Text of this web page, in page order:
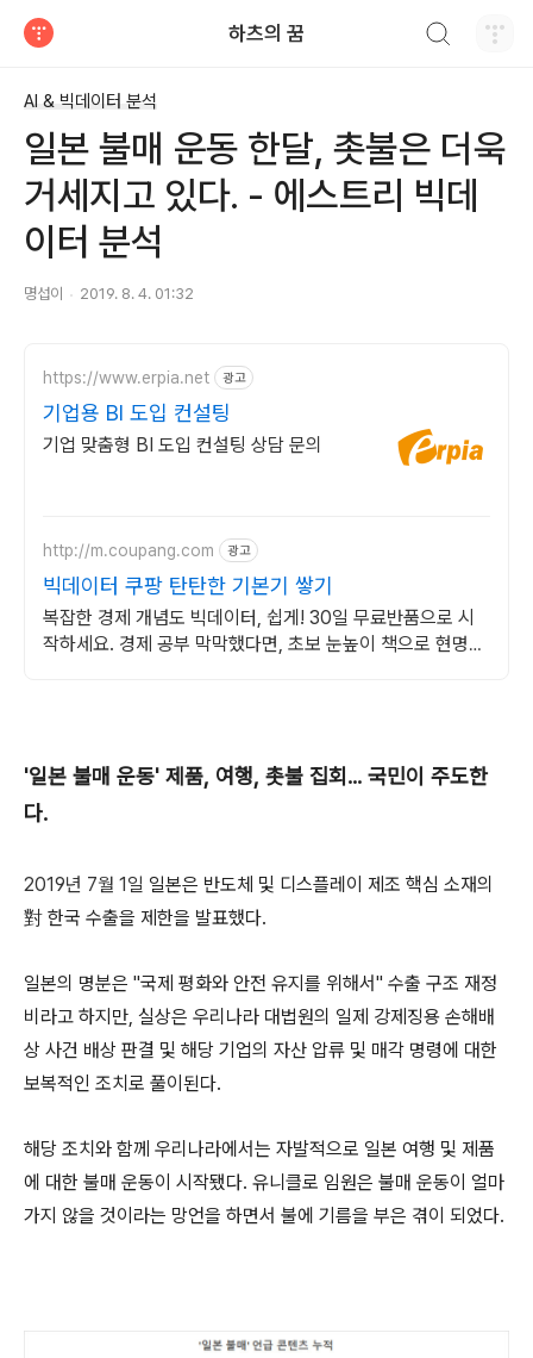
하츠의 꿈
AI & 빅데이터 분석
일본 불매 운동 한달, 촛불은 더욱
거세지고 있다. - 에스트리 빅데
이터 분석
명섭이 2019. 8. 4. 01:32
https://www.erpia.net 광고
기업용 BI 도입 컨설팅
기업 맞춤형 BI 도입 컨설팅 상담 문의
http://m.coupang.com 광고
빅데이터 쿠팡 탄탄한 기본기 쌓기
복잡한 경제 개념도 빅데이터, 쉽게! 30일 무료반품으로 시
작하세요. 경제 공부 막막했다면, 초보 눈높이 책으로 현명한
'일본 불매 운동' 제품, 여행, 촛불 집회... 국민이 주도한
다.
2019년 7월 1일 일본은 반도체 및 디스플레이 제조 핵심 소재의
對 한국 수출을 제한을 발표했다.
일본의 명분은 "국제 평화와 안전 유지를 위해서" 수출 구조 재정
비라고 하지만, 실상은 우리나라 대법원의 일제 강제징용 손해배
상 사건 배상 판결 및 해당 기업의 자산 압류 및 매각 명령에 대한
보복적인 조치로 풀이된다.
해당 조치와 함께 우리나라에서는 자발적으로 일본 여행 및 제품
에 대한 불매 운동이 시작됐다. 유니클로 임원은 불매 운동이 얼마
가지 않을 것이라는 망언을 하면서 불에 기름을 부은 겪이 되었다.